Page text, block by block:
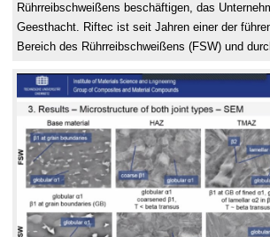
Rührreibschweißens beschäftigen, das
Geesthacht. Riftec ist seit Jahren einer der
Bereich des Rührreibschweißens (FSW) und